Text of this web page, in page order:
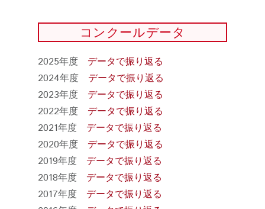
コンクールデータ
2025年度 データで振り返る
2024年度 データで振り返る
2023年度 データで振り返る
2022年度 データで振り返る
2021年度 データで振り返る
2020年度 データで振り返る
2019年度 データで振り返る
2018年度 データで振り返る
2017年度 データで振り返る